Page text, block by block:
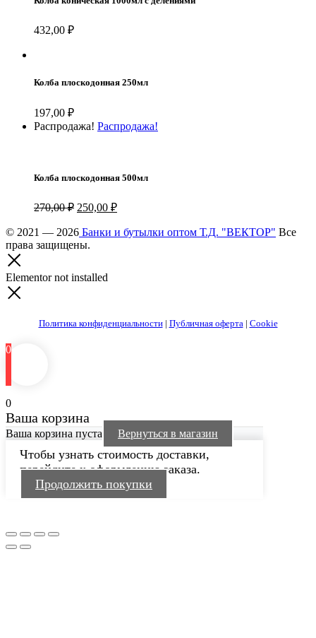
432,00 ₽
Колба плоскодонная 250мл
197,00 ₽
Распродажа! Распродажа!
Колба плоскодонная 500мл
270,00₽ Первоначальная
составляла
270,00 ₽.
250,00 ₽Текущая
250,00 ₽.
© 2021 — 2026 Банки и бутылки оптом Т.Д. "ВЕКТОР" Все
права защищены.
Elementor not installed
Политика конфиденциальности| Публичная оферта | Cookie
0
0
Ваша корзина
Ваша корзина пуста Вернуться в магазин
Чтобы узнать стоимость доставки,
перейдите к оформлению заказа.
Продолжить покупки